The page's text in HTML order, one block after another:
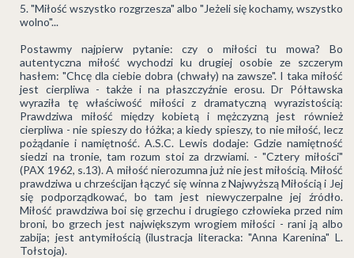
"Miłość wszystko rozgrzesza" albo "Jeżeli się kochamy, wszystko
wolno"...
Postawmy najpierw pytanie: czy o miłości tu mowa? Bo
autentyczna miłość wychodzi ku drugiej osobie ze szczerym
hasłem: "Chcę dla ciebie dobra (chwały) na zawsze". I taka miłość
jest cierpliwa - także i na płaszczyźnie erosu. Dr Półtawska
wyraziła tę właściwość miłości z dramatyczną wyrazistością:
Prawdziwa miłość między kobietą i mężczyzną jest również
cierpliwa - nie spieszy do łóżka; a kiedy spieszy, to nie miłość, lecz
pożądanie i namiętność. A.S.C. Lewis dodaje: Gdzie namiętność
siedzi na tronie, tam rozum stoi za drzwiami. - "Cztery miłości"
(PAX 1962, s.13). A miłość nierozumna już nie jest miłością. Miłość
prawdziwa u chrześcijan łączyć się winna z Najwyższą Miłością i Jej
się podporządkować, bo tam jest niewyczerpalne jej źródło.
Miłość prawdziwa boi się grzechu i drugiego człowieka przed nim
broni, bo grzech jest największym wrogiem miłości - rani ją albo
zabija; jest antymiłością (ilustracja literacka: "Anna Karenina" L.
Tołstoja).